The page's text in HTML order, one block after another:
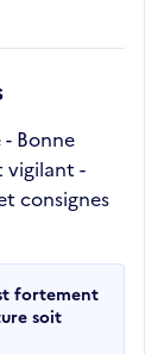
Bonne
-
consignes
fortement
soit